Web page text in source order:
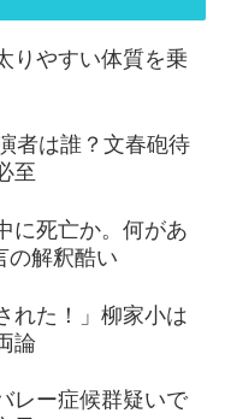
りやすい体質を乗
者は誰？文春砲待
至
に死亡か。何があ
の解釈酷い
れた！」柳家小は
論
レー症候群疑いで